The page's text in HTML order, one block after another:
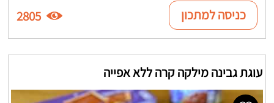
כניסה למתכון 2805
עוגת גבינה מילקה קרה ללא אפייה